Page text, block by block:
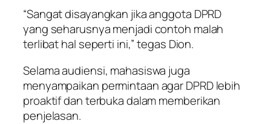
“Sangat disayangkan jika anggota DPRD
yang seharusnya menjadi contoh malah
terlibat hal seperti ini,” tegas Dion.
Selama audiensi, mahasiswa juga
menyampaikan permintaan agar DPRD lebih
proaktif dan terbuka dalam memberikan
penjelasan.